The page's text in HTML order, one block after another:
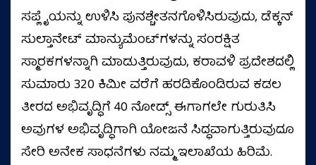
ಸಪ್ಲೈಯನ್ನು ಉಳಿಸಿ ಪುನಶ್ಚೇತನಗೊಳಿಸಿರುವುದು, ಡೆಕ್ಕನ್‌
ಸುಲ್ತಾನೇಟ್‌ ಮಾನ್ಯುಮೆಂಟ್‌ಗಳನ್ನು ಸಂರಕ್ಷಿತ
ಸ್ಮಾರಕಗಳನ್ನಾಗಿ ಮಾಡುತ್ತಿರುವುದು, ಕರಾವಳಿ ಪ್ರದೇಶದಲ್ಲಿ
ಸುಮಾರು 320 ಕಿಮೀ ವರೆಗೆ ಹರಡಿಕೊಂಡಿರುವ ಕಡಲ
ತೀರದ ಅಭಿವೃದ್ಧಿಗೆ 40 ನೋಡ್ಸ್‌ ಈಗಾಗಲೇ ಗುರುತಿಸಿ
ಅವುಗಳ ಅಭಿವೃದ್ಧಿಗಾಗಿ ಯೋಜನೆ ಸಿದ್ಧವಾಗುತ್ತಿರುವುದೂ
ಸೇರಿ ಅನೇಕ ಸಾಧನೆಗಳು ನಮ್ಮ ಇಲಾಖೆಯ ಹಿರಿಮೆ.